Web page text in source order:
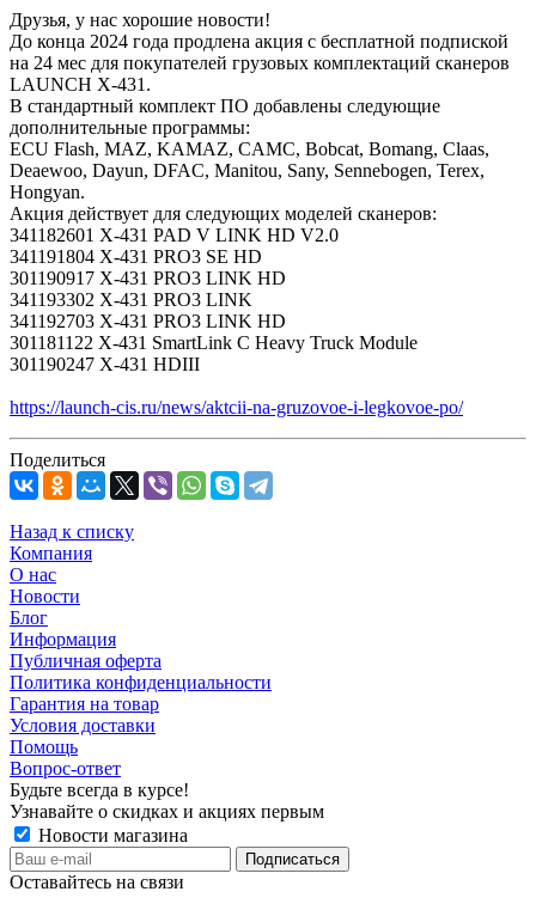
Друзья, у нас хорошие новости!
До конца 2024 года продлена акция с бесплатной подпиской
на 24 мес для покупателей грузовых комплектаций сканеров
LAUNCH X-431.
В стандартный комплект ПО добавлены следующие
дополнительные программы:
ECU Flash, MAZ, KAMAZ, CAMC, Bobcat, Bomang, Claas,
Deaewoo, Dayun, DFAC, Manitou, Sany, Sennebogen, Terex,
Hongyan.
Акция действует для следующих моделей сканеров:
341182601 X-431 PAD V LINK HD V2.0
341191804 X-431 PRO3 SE HD
301190917 X-431 PRO3 LINK HD
341193302 X-431 PRO3 LINK
341192703 X-431 PRO3 LINK HD
301181122 X-431 SmartLink C Heavy Truck Module
301190247 X-431 HDIII
https://launch-cis.ru/news/aktcii-na-gruzovoe-i-legkovoe-po/
Поделиться
Назад к списку
Компания
О нас
Новости
Блог
Информация
Публичная оферта
Политика конфиденциальности
Гарантия на товар
Условия доставки
Помощь
Вопрос-ответ
Будьте всегда в курсе!
Узнавайте о скидках и акциях первым
Новости магазина
Оставайтесь на связи